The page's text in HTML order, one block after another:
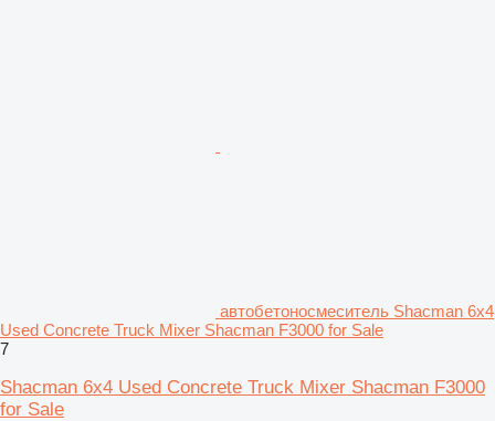
автобетоносмеситель Shacman 6x4
Used Concrete Truck Mixer Shacman F3000 for Sale
7
Shacman 6x4 Used Concrete Truck Mixer Shacman F3000
for Sale